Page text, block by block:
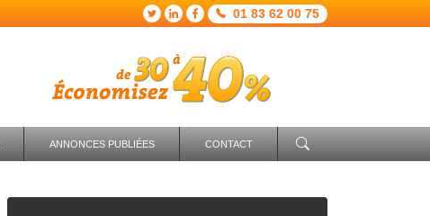
01 83 62 00 75
ANNONCES PUBLIÉES CONTACT